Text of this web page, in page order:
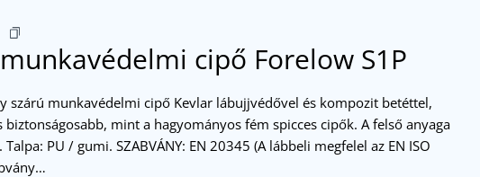
cipő Forelow S1P
szárú munkavédelmi cipő Kevlar lábujjvédővel és kompozit betéttel,
mint a hagyományos fém spicces cipők. A felső anyaga
PU / gumi. SZABVÁNY: EN 20345 (A lábbeli megfelel az EN ISO